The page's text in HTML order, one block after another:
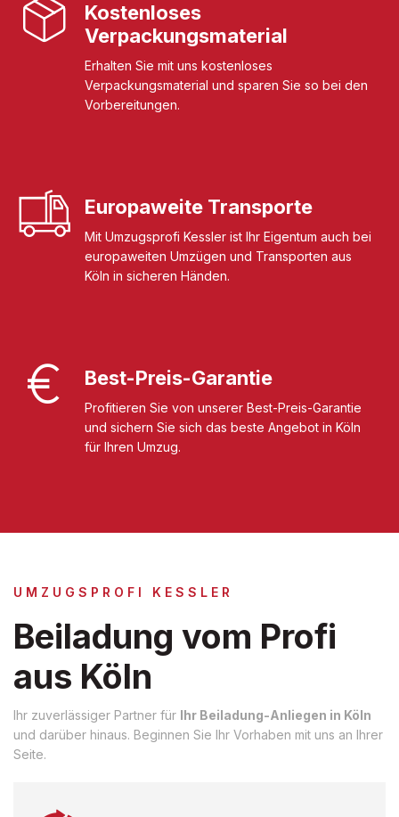
Kostenloses
Verpackungsmaterial
Erhalten Sie mit uns kostenloses
Verpackungsmaterial und sparen Sie so bei den
Vorbereitungen.
Europaweite Transporte
Mit Umzugsprofi Kessler ist Ihr Eigentum auch bei
europaweiten Umzügen und Transporten aus
Köln in sicheren Händen.
Best-Preis-Garantie
Profitieren Sie von unserer Best-Preis-Garantie
und sichern Sie sich das beste Angebot in Köln
für Ihren Umzug.
UMZUGSPROFI KESSLER
Beiladung vom Profi
aus Köln
Ihr zuverlässiger Partner für Ihr Beiladung-Anliegen in Köln
und darüber hinaus. Beginnen Sie Ihr Vorhaben mit uns an Ihrer
Seite.